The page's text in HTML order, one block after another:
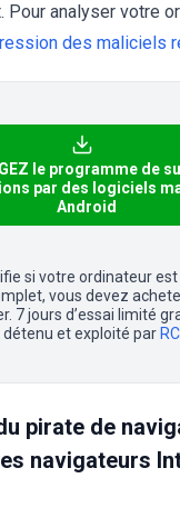
Pour analyser votre
des maliciels
le programme de
par des logiciels
Android
si votre ordinateur
vous devez
7 jours d’essai limité
et exploité par
pirate de
navigateurs